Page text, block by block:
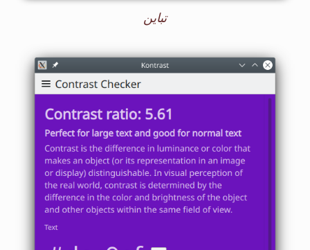
تباين